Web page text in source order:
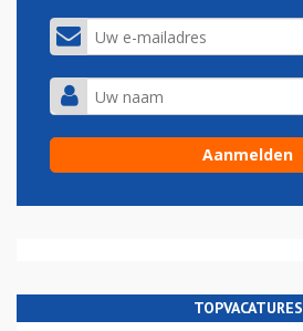
TOPVACATURES